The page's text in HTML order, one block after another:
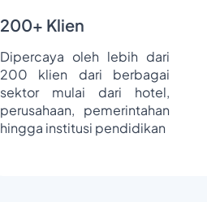
200+ Klien
Dipercaya oleh lebih dari
200 klien dari berbagai
sektor mulai dari hotel,
perusahaan, pemerintahan
hingga institusi pendidikan